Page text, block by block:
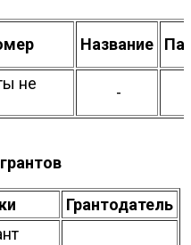
Название
не
-
Грантодатель